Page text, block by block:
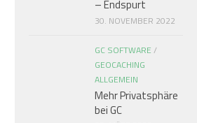
– Endspurt
30. NOVEMBER 2022
GC SOFTWARE /
GEOCACHING
ALLGEMEIN
Mehr Privatsphäre
bei GC